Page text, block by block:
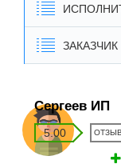
ЗАКАЗЧИК
Сергеев ИП
5.00